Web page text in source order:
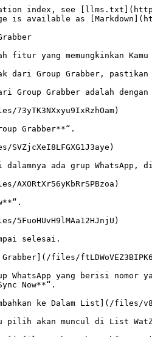
index, see
is available as
fitur yang memungkinkan
dari Group Grabber, pastikan
Group Grabber adalah
Grabber**“.
ada grup
selesai.
files/
yang berisi nomor
Now**“.
ke Dalam List](/files/
pilih akan muncul di List